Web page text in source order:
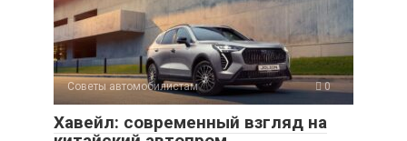
Советы автомобилистам 0
Хавейл: современный взгляд на